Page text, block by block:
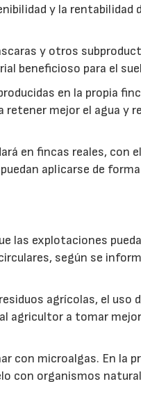
y la rentabilidad
y otros
beneficioso para el
en la propia
mejor el agua y
en fincas reales, con
aplicarse de
las explotaciones
según se
agrícolas, el uso
agricultor a tomar
con microalgas. En la
con organismos